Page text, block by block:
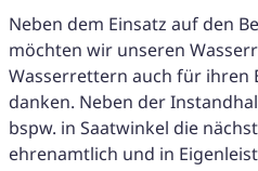
Neben dem Einsatz auf den
möchten wir unseren
Wasserrettern auch für ihren
danken. Neben der
bspw. in Saatwinkel die
ehrenamtlich und in